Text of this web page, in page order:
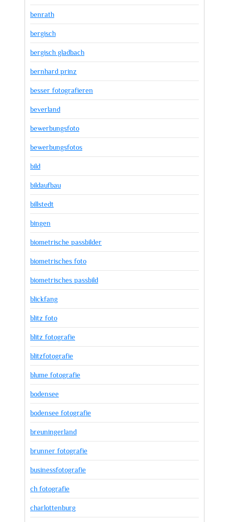
benrath
bergisch
bergisch gladbach
bernhard prinz
besser fotografieren
beverland
bewerbungsfoto
bewerbungsfotos
bild
bildaufbau
billstedt
bingen
biometrische passbilder
biometrisches foto
biometrisches passbild
blickfang
blitz foto
blitz fotografie
blitzfotografie
blume fotografie
bodensee
bodensee fotografie
breuningerland
brunner fotografie
businessfotografie
ch fotografie
charlottenburg